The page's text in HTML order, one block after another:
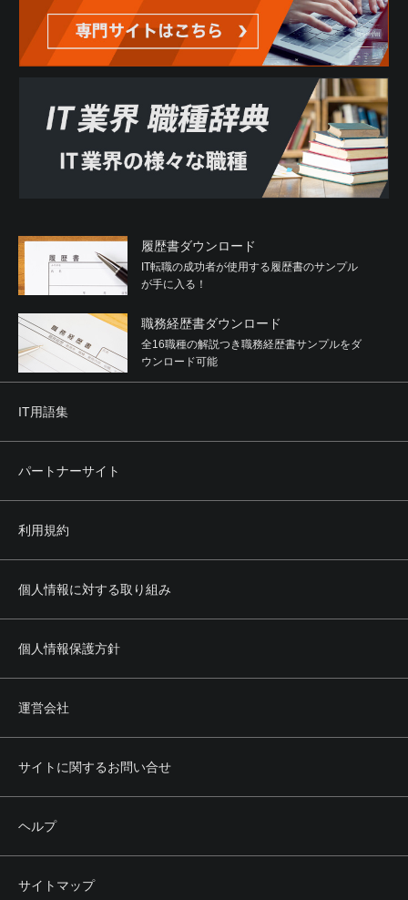
履歴書ダウンロード
IT転職の成功者が使用する履歴書のサンプル
が手に入る！
職務経歴書ダウンロード
全16職種の解説つき職務経歴書サンプルをダ
ウンロード可能
IT用語集
パートナーサイト
利用規約
個人情報に対する取り組み
個人情報保護方針
運営会社
サイトに関するお問い合せ
ヘルプ
サイトマップ